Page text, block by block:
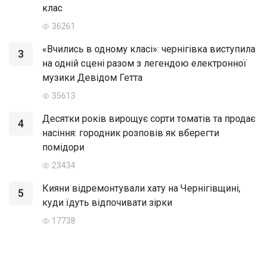
клас
36261
3
«Вчились в одному класі»: чернігівка виступила
на одній сцені разом з легендою електронної
музики Девідом Гетта
35613
4
Десятки років вирощує сорти томатів та продає
насіння: городник розповів як вберегти
помідори
23434
5
Кияни відремонтували хату на Чернігівщині,
куди їдуть відпочивати зірки
17738